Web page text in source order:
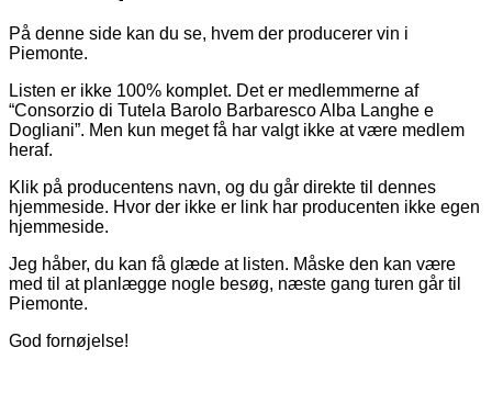
På denne side kan du se, hvem der producerer vin i
Piemonte.
Listen er ikke 100% komplet. Det er medlemmerne af
“Consorzio di Tutela Barolo Barbaresco Alba Langhe e
Dogliani”. Men kun meget få har valgt ikke at være medlem
heraf.
Klik på producentens navn, og du går direkte til dennes
hjemmeside. Hvor der ikke er link har producenten ikke egen
hjemmeside.
Jeg håber, du kan få glæde at listen. Måske den kan være
med til at planlægge nogle besøg, næste gang turen går til
Piemonte.
God fornøjelse!